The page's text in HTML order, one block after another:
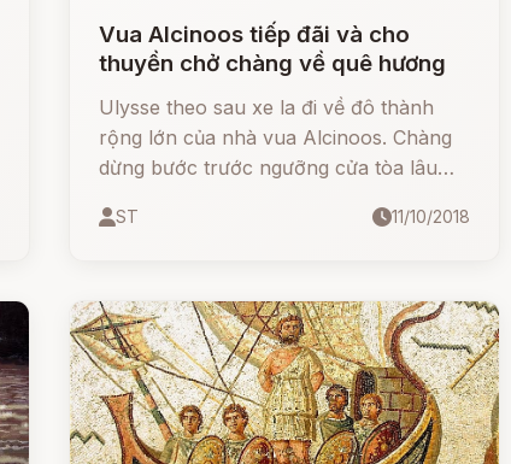
Vua Alcinoos tiếp đãi và cho
thuyền chở chàng về quê hương
Ulysse theo sau xe la đi về đô thành
rộng lớn của nhà vua Alcinoos. Chàng
dừng bước trước ngưỡng cửa tòa lâu
rối ngỡ ngàng.
ST 11/10/2018